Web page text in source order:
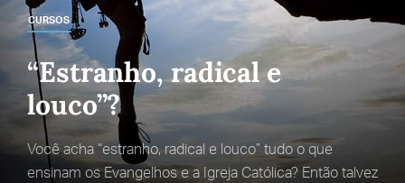
CURSOS
“Estranho, radical e
louco”?
Você acha “estranho, radical e louco” tudo o que
ensinam os Evangelhos e a Igreja Católica? Então talvez